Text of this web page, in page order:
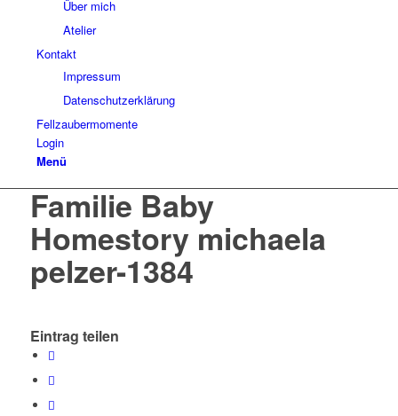
Über mich
Atelier
Kontakt
Impressum
Datenschutzerklärung
Fellzaubermomente
Login
Menü
Familie Baby
Homestory michaela
pelzer-1384
Eintrag teilen